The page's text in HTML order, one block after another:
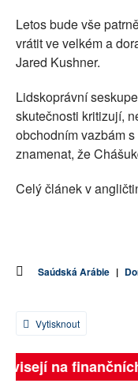
Letos bude vše
vrátit ve velkém a
Jared Kushner.
Lidskoprávní
skutečnosti kritizují,
obchodním vazbám
znamenat, že
Celý článek v
Saúdská Arábie |
Vytisknout
na